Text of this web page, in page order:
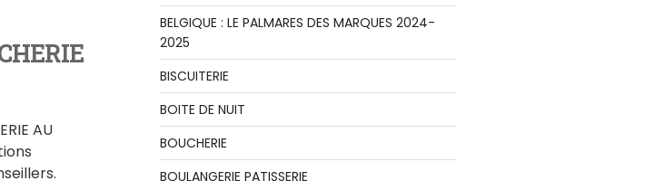
AU
BELGIQUE : LE PALMARES DES MARQUES 2024-
2025
BISCUITERIE
BOITE DE NUIT
BOUCHERIE
BOULANGERIE PATISSERIE